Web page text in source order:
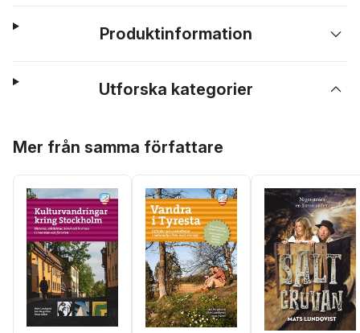
Produktinformation
Utforska kategorier
Mer från samma författare